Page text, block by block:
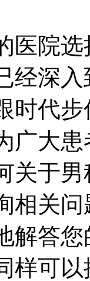
院选
深入
时代
广大
关于
相关
解答
样可